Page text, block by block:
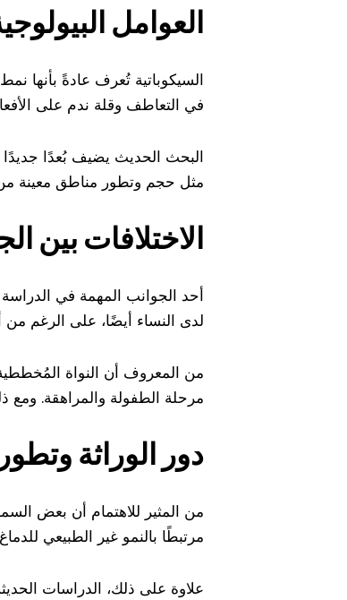
العوامل
السيكوباتية تُعرف عادةً بأنها
في التعاطف وقلة ندم على
البحث الحديث يضيف بُعدًا جديدًا
مثل حجم وتطور مناطق معينة من
الاختلافات بين
أحد الجوانب المهمة في
لدى النساء أيضًا، على الرغم من
من المعروف أن النواة
مرحلة الطفولة والمراهقة. ومع
دور الوراثة
من المثير للاهتمام أن بعض
مرتبطًا بالنمو غير الطبيعي
علاوة على ذلك، الدراسات